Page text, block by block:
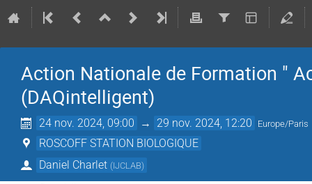
Action Nationale de Formation "
(DAQintelligent)
24 nov. 2024, 09:00 → 29 nov. 2024, 12:20 Europe/Paris
ROSCOFF STATION BIOLOGIQUE
Daniel Charlet (IJCLAB)